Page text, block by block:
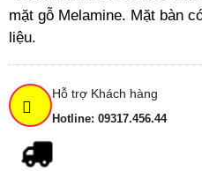
mặt gỗ Melamine. Mặt bàn
liệu.
Hỗ trợ Khách hàng
Hotline: 09317.456.44